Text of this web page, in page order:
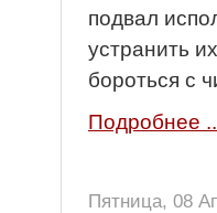
подвал
устранить
бороться с
Подробнее
Пятница, 08